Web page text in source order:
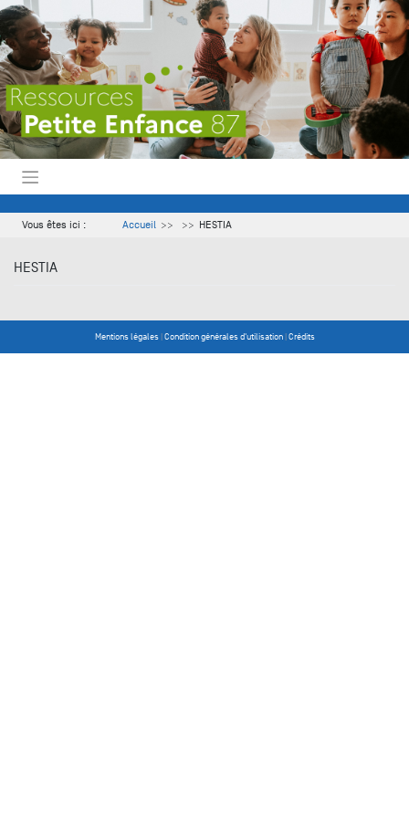
Skip
to
content
Vous êtes ici : Accueil HESTIA
HESTIA
Mentions légales|Condition générales d'utilisation|Crédits